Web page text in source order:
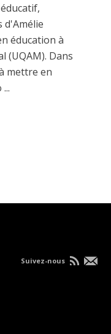
d'Amélie
éducation à
(UQAM). Dans
mettre en
Suivez-nous